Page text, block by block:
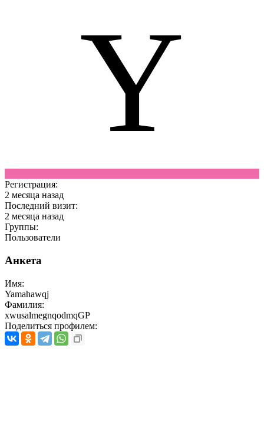
Y
Регистрация:
2 месяца назад
Последний визит:
2 месяца назад
Группы:
Пользователи
Анкета
Имя:
Yamahawqj
Фамилия:
xwusalmegnqodmqGP
Поделиться профилем: